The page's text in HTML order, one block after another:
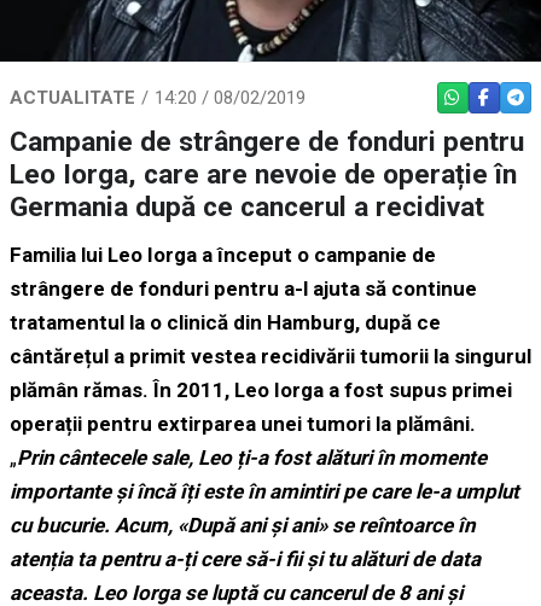
ACTUALITATE 14:20 / 08/02/2019 WHATSAPP
Campanie de strângere de fonduri pentru
Leo Iorga, care are nevoie de operație în
Germania după ce cancerul a recidivat
Familia lui Leo Iorga a început o campanie de
strângere de fonduri pentru a-l ajuta să continue
tratamentul la o clinică din Hamburg, după ce
cântărețul a primit vestea recidivării tumorii la singurul
plămân rămas. În 2011, Leo Iorga a fost supus primei
operații pentru extirparea unei tumori la plămâni.
„Prin cântecele sale, Leo ți-a fost alături în momente
importante și încă îți este în amintiri pe care le-a umplut
cu bucurie. Acum, «După ani și ani» se reîntoarce în
atenția ta pentru a-ți cere să-i fii și tu alături de data
aceasta. Leo Iorga se luptă cu cancerul de 8 ani și